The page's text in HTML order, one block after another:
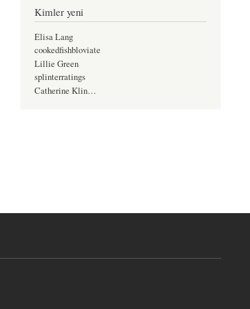
Kimler yeni
Elisa Lang
cookedfishbloviate
Lillie Green
splinterratings
Catherine Klin…